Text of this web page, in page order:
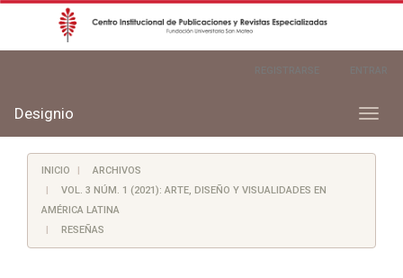
principal
Barra
lateral
Toggle
Designio
INICIO
ARCHIVOS
VOL. 3 NÚM. 1 (2021): ARTE, DISEÑO Y VISUALIDADES EN
AMÉRICA LATINA
RESEÑAS